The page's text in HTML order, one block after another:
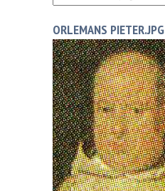
ORLEMANS PIETER.JPG